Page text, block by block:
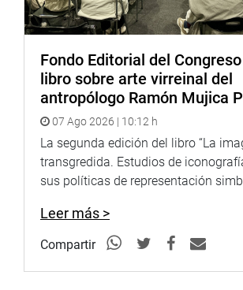
Fondo Editorial del
libro sobre arte virreinal del
antropólogo Ramón Mujica
07 Ago 2026 | 10:12 h
La segunda edición del libro “La
transgredida. Estudios de
sus políticas de representación
Leer más >
Compartir